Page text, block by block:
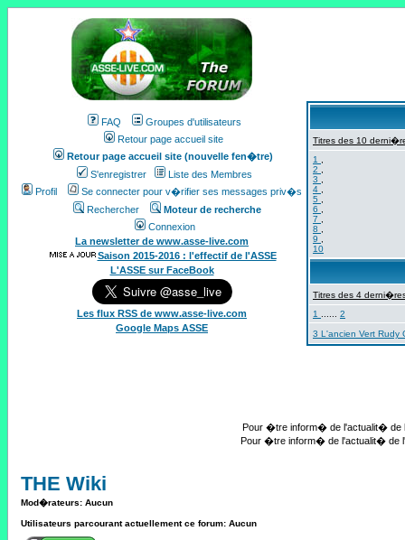
FAQ
Groupes d'utilisateurs
Retour page accueil site
Retour page accueil site (nouvelle fen�tre)
S'enregistrer
Liste des Membres
Profil
Se connecter pour v�rifier ses messages priv�s
Rechercher
Moteur de recherche
Connexion
La newsletter de www.asse-live.com
Saison 2015-2016 : l'effectif de l'ASSE
L'ASSE sur FaceBook
Les flux RSS de www.asse-live.com
Google Maps ASSE
Titres des 10
1
2
3
4
5
6
7
8
9
10
Titres des 4
1
2
3 L'ancien Vert
Pour �tre inform� de l'actualit� de
Pour �tre inform� de l'actualit� de
THE Wiki
Mod�rateurs: Aucun
Utilisateurs parcourant actuellement ce forum: Aucun